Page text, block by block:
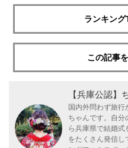
ランキン
この記事
【兵庫公認】
国内外問わず旅行
ちゃんです。自分
ら兵庫県で結婚式
をたくさん発信